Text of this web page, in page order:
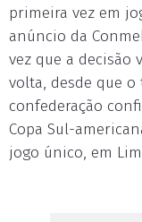
primeira vez em
anúncio da
vez que a decisão
volta, desde que
confederação
Copa Sul-
jogo único, em